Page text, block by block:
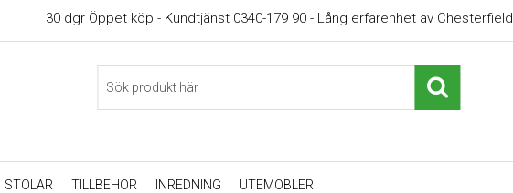
30 dgr Öppet köp - Kundtjänst 0340-179 90 - Lång erfarenhet av Chesterfield
STOLAR TILLBEHÖR INREDNING UTEMÖBLER